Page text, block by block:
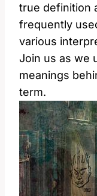
true definition
frequently
various
Join us as we
meanings
term.